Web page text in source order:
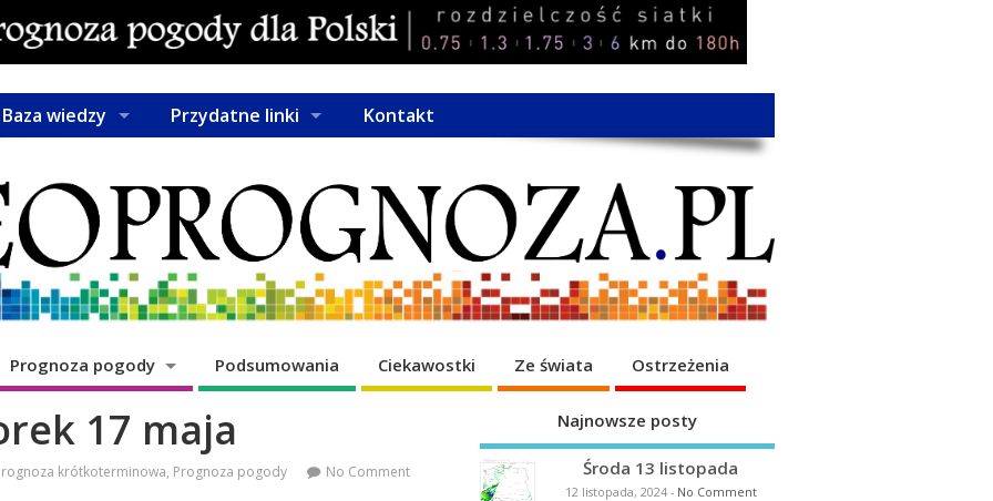
Baza wiedzy Przydatne linki Kontakt
Prognoza pogody Podsumowania Ciekawostki Ze świata Ostrzeżenia
17 maja
krótkoterminowa, Prognoza pogody No Comment
Najnowsze posty
Środa 13 listopada
12 listopada, 2024- No Comment